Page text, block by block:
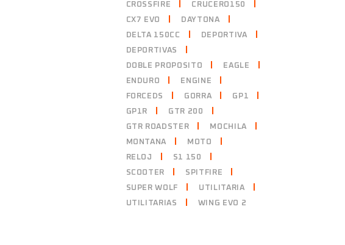
CROSSFIRE
CRUCERO150
CX7 EVO
DAYTONA
DELTA 150CC
DEPORTIVA
DEPORTIVAS
DOBLE PROPOSITO
EAGLE
ENDURO
ENGINE
FORCEDS
GORRA
GP1
GP1R
GTR 200
GTR ROADSTER
MOCHILA
MONTANA
MOTO
RELOJ
S1 150
SCOOTER
SPITFIRE
SUPER WOLF
UTILITARIA
UTILITARIAS
WING EVO 2